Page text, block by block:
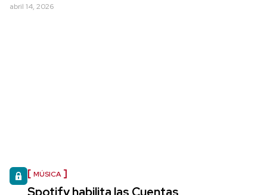
abril 14, 2026
MÚSICA
Spotify habilita las Cuentas